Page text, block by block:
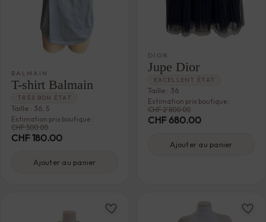
BALMAIN
T-shirt Balmain
TRÈS BON ÉTAT
Taille : 36, S
Estimation prix boutique :
CHF 500.00
CHF 180.00
Ajouter au panier
DIOR
Jupe Dior
EXCELLENT ÉTAT
Taille : 36
Estimation prix boutique :
CHF 2'800.00
CHF 680.00
Ajouter au panier